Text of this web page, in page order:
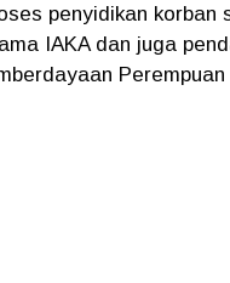
penyidikan korban
IAKA dan juga